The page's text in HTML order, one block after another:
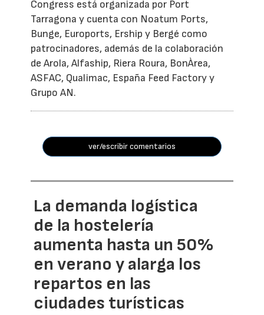
Congress está organizada por Port
Tarragona y cuenta con Noatum Ports,
Bunge, Euroports, Ership y Bergé como
patrocinadores, además de la colaboración
de Arola, Alfaship, Riera Roura, BonÀrea,
ASFAC, Qualimac, España Feed Factory y
Grupo AN.
ver/escribir comentarios
La demanda logística
de la hostelería
aumenta hasta un 50%
en verano y alarga los
repartos en las
ciudades turísticas